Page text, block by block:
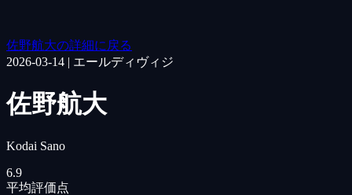
佐野航大の詳細に戻る
2026-03-14 | エールディヴィジ
佐野航大
Kodai Sano
6.9
平均評価点